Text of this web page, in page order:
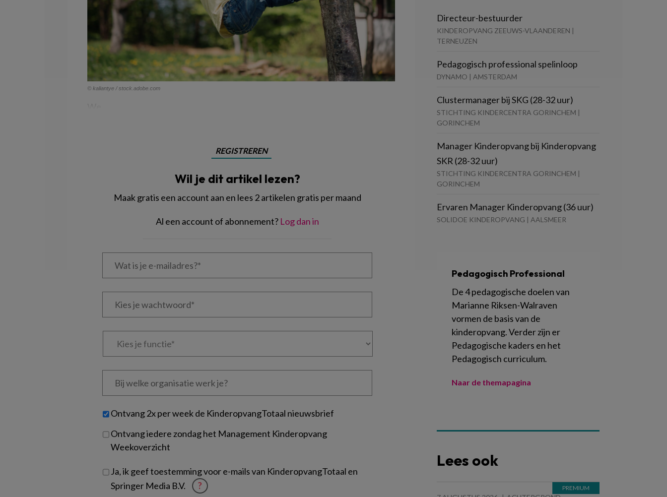
© kaliantye / stock.adobe.com
REGISTREREN
Wil je dit artikel lezen?
Maak gratis een account aan en lees 2 artikelen gratis per maand
Al een account of abonnement? Log dan in
Wat
Kies
Kies
Bij
welke
je?
Untitled
Ontvang 2x per week de KinderopvangTotaal nieuwsbrief
Ontvang iedere zondag het Management Kinderopvang
Weekoverzicht
Ja, ik geef toestemming voor e-mails van KinderopvangTotaal en
Springer Media B.V.
?
Directeur-bestuurder
KINDEROPVANG ZEEUWS-VLAANDEREN |
TERNEUZEN
Pedagogisch professional spelinloop
DYNAMO | AMSTERDAM
Clustermanager bij SKG (28-32 uur)
STICHTING KINDERCENTRA GORINCHEM |
GORINCHEM
Manager Kinderopvang bij Kinderopvang
SKR (28-32 uur)
STICHTING KINDERCENTRA GORINCHEM |
GORINCHEM
Ervaren Manager Kinderopvang (36 uur)
SOLIDOE KINDEROPVANG | AALSMEER
Pedagogisch Professional
De 4 pedagogische doelen van
Marianne Riksen-Walraven
vormen de basis van de
kinderopvang. Verder zijn er
Pedagogische kaders en het
Pedagogisch curriculum.
Naar de themapagina
Lees ook